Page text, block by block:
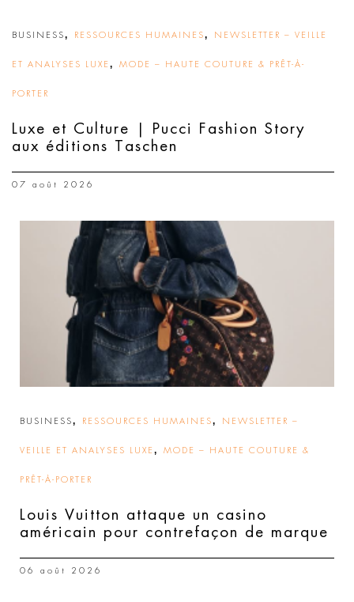
BUSINESS, RESSOURCES HUMAINES, NEWSLETTER – VEILLE
ET ANALYSES LUXE , MODE – HAUTE COUTURE & PRÊT-À-
PORTER
Luxe et Culture | Pucci Fashion Story
aux éditions Taschen
07 août 2026
BUSINESS, RESSOURCES HUMAINES, NEWSLETTER –
VEILLE ET ANALYSES LUXE , MODE – HAUTE COUTURE &
PRÊT-À-PORTER
Louis Vuitton attaque un casino
américain pour contrefaçon de marque
06 août 2026